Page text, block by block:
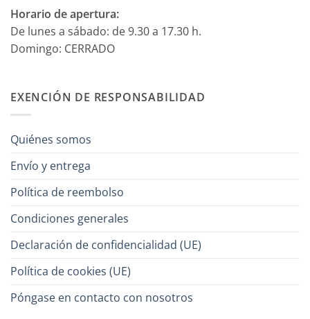
Horario de apertura:
De lunes a sábado: de 9.30 a 17.30 h.
Domingo: CERRADO
EXENCIÓN DE RESPONSABILIDAD
Quiénes somos
Envío y entrega
Política de reembolso
Condiciones generales
Declaración de confidencialidad (UE)
Política de cookies (UE)
Póngase en contacto con nosotros